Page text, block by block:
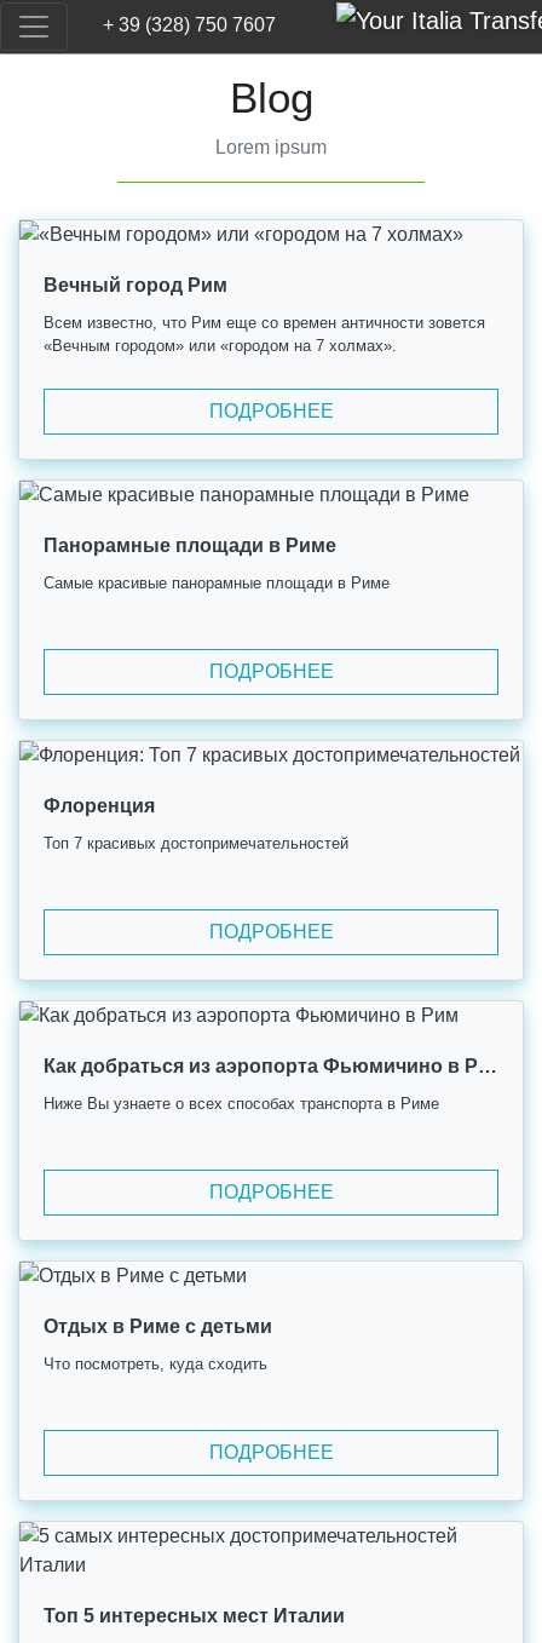
+ 39 (328) 750 7607
Blog
Lorem ipsum
Вечный город Рим
Всем известно, что Рим еще со времен античности зовется
«Вечным городом» или «городом на 7 холмах».
ПОДРОБНЕЕ
Панорамные площади в Риме
Самые красивые панорамные площади в Риме
ПОДРОБНЕЕ
Флоренция
Топ 7 красивых достопримечательностей
ПОДРОБНЕЕ
Как добраться из аэропорта Фьюмичино в Рим
Ниже Вы узнаете о всех способах транспорта в Риме
ПОДРОБНЕЕ
Отдых в Риме с детьми
Что посмотреть, куда сходить
ПОДРОБНЕЕ
Топ 5 интересных мест Италии